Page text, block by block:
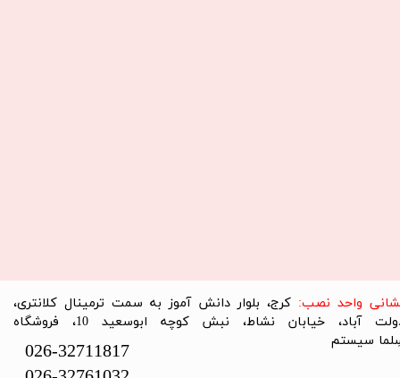
واحد نصب: کرج، بلوار دانش آموز به سمت ترمینال کلانتری،
دولت آباد، خیابان نشاط، نبش کوچه ابوسعید 10، فروشگاه
سیستم​​​​​​​
026-32711817